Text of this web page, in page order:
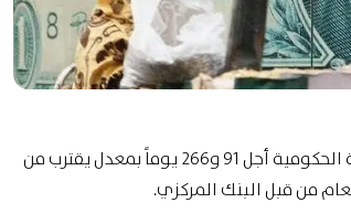
على أذون الخزانة الحكومية أجل 91 و266 يوماً بمعدل يقترب من
من قبل البنك المركزي.